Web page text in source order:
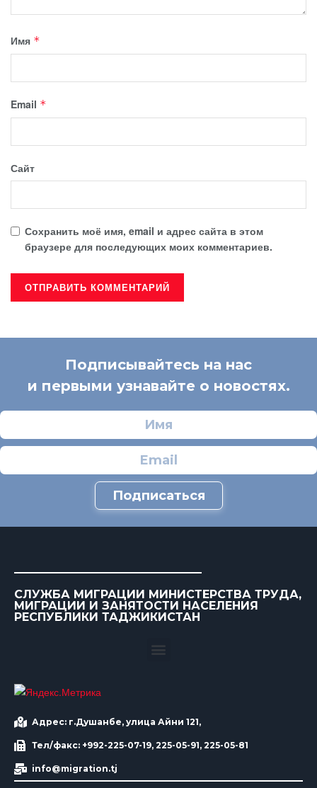
Имя *
Email *
Сайт
Сохранить моё имя, email и адрес сайта в этом
браузере для последующих моих комментариев.
Подписывайтесь на нас
и первыми узнавайте о новостях.
Подписаться
СЛУЖБА МИГРАЦИИ МИНИСТЕРСТВА ТРУДА,
МИГРАЦИИ И ЗАНЯТОСТИ НАСЕЛЕНИЯ
РЕСПУБЛИКИ ТАДЖИКИСТАН
Адрес: г.Душанбе, улица Айни 121,
Тел/факс: +992-225-07-19, 225-05-91, 225-05-81
info@migration.tj